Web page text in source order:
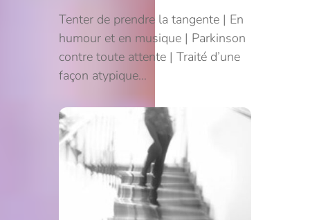
Tenter de prendre la tangente | En
humour et en musique | Parkinson
contre toute attente | Traité d’une
façon atypique…